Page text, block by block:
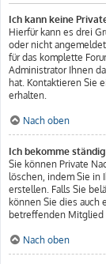
Ich kann keine
Hierfür kann es drei
oder nicht
für das komplette
Administrator Ihnen
hat. Kontaktieren Sie
erhalten.
Nach oben
Ich bekomme
Sie können Private
löschen, indem Sie in
erstellen. Falls Sie
können Sie dies auch
betreffenden Mitglied
Nach oben